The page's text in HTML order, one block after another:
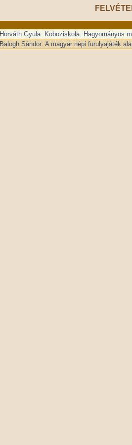
Horváth Gyula: Koboziskola. Hagyományos
Balogh Sándor: A magyar népi furulyajáték